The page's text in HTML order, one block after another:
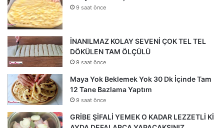
9 saat önce
İNANILMAZ KOLAY SEVENİ ÇOK TEL TEL
DÖKÜLEN TAM ÖLÇÜLÜ
9 saat önce
Maya Yok Beklemek Yok 30 Dk İçinde Tam
12 Tane Bazlama Yaptım
9 saat önce
GRİBE ŞİFALİ YEMEK O KADAR LEZZETLİ Kİ